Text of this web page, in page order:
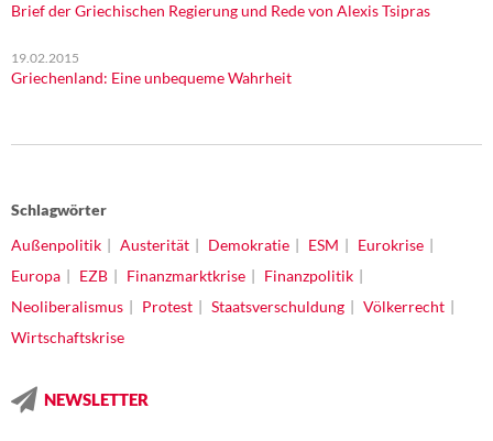
Brief der Griechischen Regierung und Rede von Alexis Tsipras
19.02.2015
Griechenland: Eine unbequeme Wahrheit
Schlagwörter
Außenpolitik
Austerität Demokratie ESM
Eurokrise
Europa
EZB Finanzmarktkrise
Finanzpolitik
Neoliberalismus
Protest Staatsverschuldung
Völkerrecht
Wirtschaftskrise
NEWSLETTER